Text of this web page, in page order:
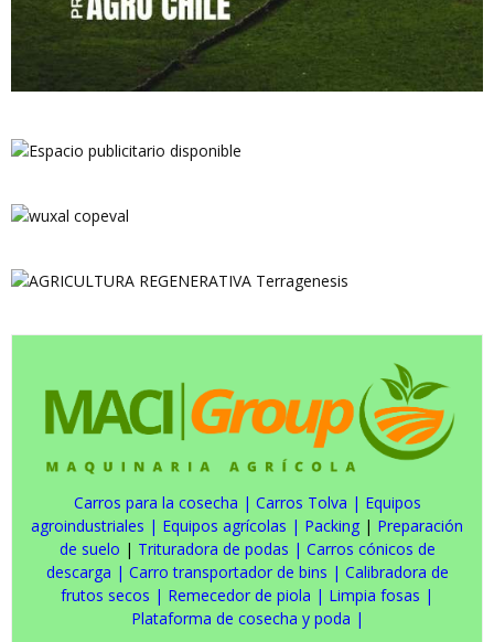
Carros para la cosecha | Carros Tolva | Equipos
agroindustriales | Equipos agrícolas | Packing | Preparación
de suelo | Trituradora de podas | Carros cónicos de
descarga | Carro transportador de bins | Calibradora de
frutos secos | Remecedor de piola | Limpia fosas |
Plataforma de cosecha y poda |